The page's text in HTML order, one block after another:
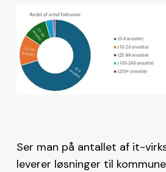
Ser man på antallet af it-
leverer løsninger til